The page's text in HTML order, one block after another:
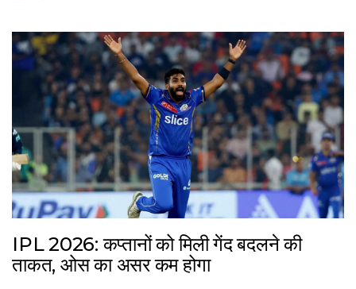
IPL 2026: कप्तानों को मिली गेंद बदलने की
ताकत, ओस का असर कम होगा